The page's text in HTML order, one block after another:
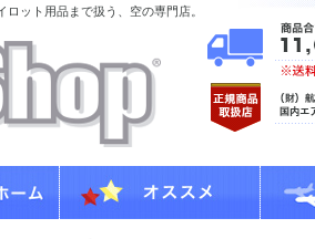
ット用品まで扱う、空の専門店。